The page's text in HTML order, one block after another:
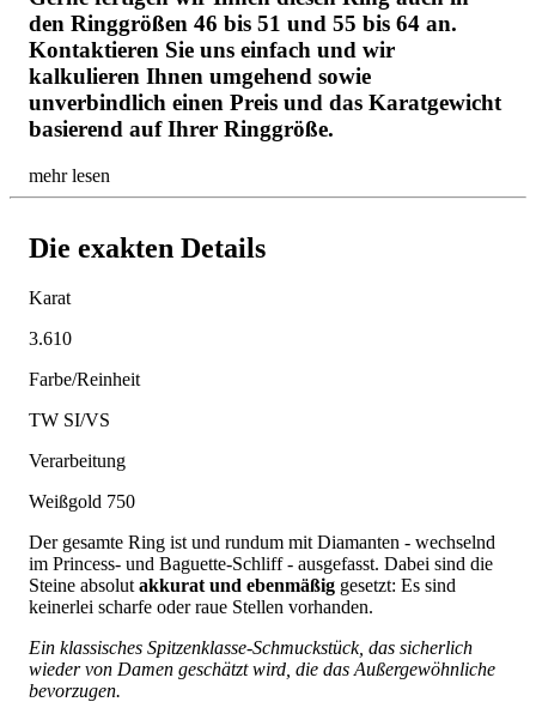
den Ringgrößen 46 bis 51 und 55 bis 64 an.
Kontaktieren Sie uns einfach und wir
kalkulieren Ihnen umgehend sowie
unverbindlich einen Preis und das Karatgewicht
basierend auf Ihrer Ringgröße.
mehr lesen
Die exakten Details
Karat
3.610
Farbe/Reinheit
TW SI/VS
Verarbeitung
Weißgold 750
Der gesamte Ring ist und rundum mit Diamanten - wechselnd
im Princess- und Baguette-Schliff - ausgefasst. Dabei sind die
Steine absolutakkurat und ebenmäßig gesetzt: Es sind
keinerlei scharfe oder raue Stellen vorhanden.
Ein klassisches Spitzenklasse-Schmuckstück, das sicherlich
wieder von Damen geschätzt wird, die das Außergewöhnliche
bevorzugen.